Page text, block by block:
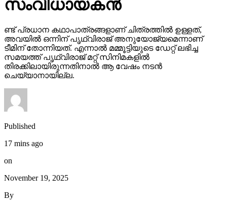
സംവിധായകന്‍
ണ്ട് പ്രധാന കഥാപാത്രങ്ങളാണ് ചിത്രത്തില്‍ ഉള്ളത്,
അവയില്‍ ഒന്നിന് പൃഥ്വിരാജ് അനുയോജ്യമെന്നാണ്
ടീമിന് തോന്നിയത്. എന്നാല്‍ മമ്മൂട്ടിയുടെ ഡേറ്റ് ലഭിച്ച
സമയത്ത് പൃഥ്വിരാജ് മറ്റ് സിനിമകളില്‍
തിരക്കിലായിരുന്നതിനാല്‍ ആ വേഷം നടന്‍
ചെയ്യാനായില്ല.
Published
17 mins ago
on
November 19, 2025
By